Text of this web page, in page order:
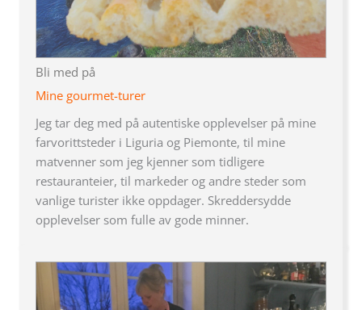
Bli med på
Mine gourmet-turer
Jeg tar deg med på autentiske opplevelser på mine
farvorittsteder i Liguria og Piemonte, til mine
matvenner som jeg kjenner som tidligere
restauranteier, til markeder og andre steder som
vanlige turister ikke oppdager. Skreddersydde
opplevelser som fulle av gode minner.